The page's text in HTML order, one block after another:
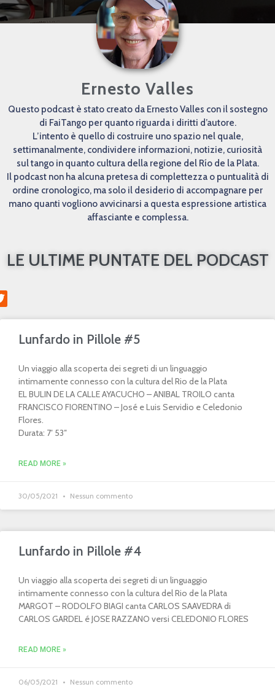
Ernesto Valles
Questo podcast è stato creato da Ernesto Valles con il sostegno
di FaiTango per quanto riguarda i diritti d’autore.
L’intento è quello di costruire uno spazio nel quale,
settimanalmente, condividere informazioni, notizie, curiosità
sul tango in quanto cultura della regione del Río de la Plata.
Il podcast non ha alcuna pretesa di complettezza o puntualità di
ordine cronologico, ma solo il desiderio di accompagnare per
mano quanti vogliono avvicinarsi a questa espressione artistica
affasciante e complessa.
LE ULTIME PUNTATE DEL PODCAST
Lunfardo in Pillole #5
Un viaggio alla scoperta dei segreti di un linguaggio
intimamente connesso con la cultura del Rio de la Plata
EL BULIN DE LA CALLE AYACUCHO – ANIBAL TROILO canta
FRANCISCO FIORENTINO – José e Luis Servidio e Celedonio
Flores.
Durata: 7′ 53″
READ MORE »
30/05/2021 Nessun commento
Lunfardo in Pillole #4
Un viaggio alla scoperta dei segreti di un linguaggio
intimamente connesso con la cultura del Rio de la Plata
MARGOT – RODOLFO BIAGI canta CARLOS SAAVEDRA di
CARLOS GARDEL é JOSE RAZZANO versi CELEDONIO FLORES
READ MORE »
06/05/2021 Nessun commento